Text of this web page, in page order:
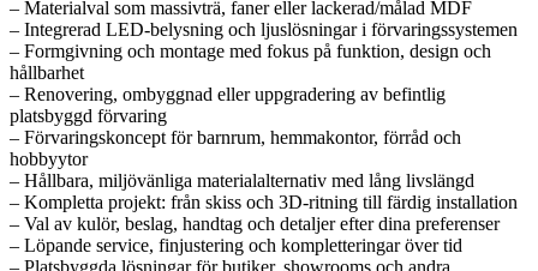
– Materialval som massivträ, faner eller lackerad/målad MDF
– Integrerad LED-belysning och ljuslösningar i förvaringssystemen
– Formgivning och montage med fokus på funktion, design och
hållbarhet
– Renovering, ombyggnad eller uppgradering av befintlig
platsbyggd förvaring
– Förvaringskoncept för barnrum, hemmakontor, förråd och
hobbyytor
– Hållbara, miljövänliga materialalternativ med lång livslängd
– Kompletta projekt: från skiss och 3D-ritning till färdig installation
– Val av kulör, beslag, handtag och detaljer efter dina preferenser
– Löpande service, finjustering och kompletteringar över tid